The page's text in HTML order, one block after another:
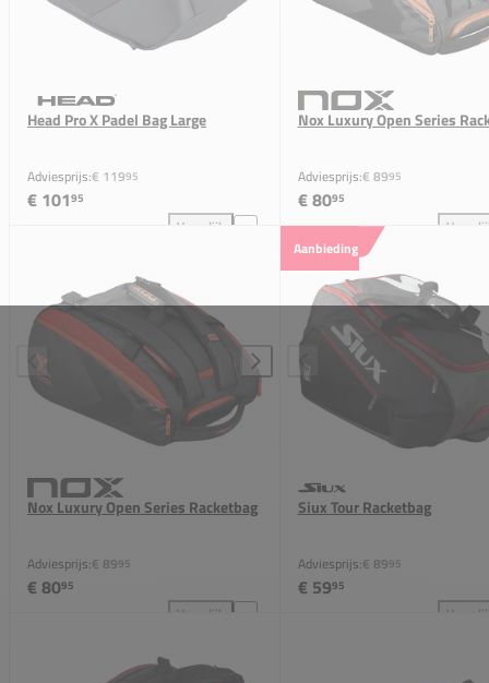
Head Pro X Padel Bag Large
Adviesprijs:€ 11995
€ 10195
Vergelijk
Head Pro X Padel Bag Large toevoegen aan
Nox Luxury Open Series
Adviesprijs:€ 8995
€ 8095
Nox Luxury Open Series Racketbag
Adviesprijs:€ 8995
€ 8095
Vergelijk
Aanbieding
Siux Tour Racketbag
Adviesprijs:€ 8995
€ 5995